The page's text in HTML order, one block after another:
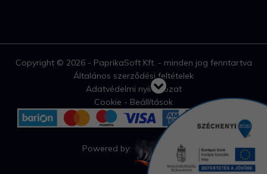
Copyright © 2026 - PaprikaSoft Kft. - minden jog fenntartva
Általános szerződési feltételek
Adatvédelmi nyilatkozat
Cookie - Beállítások
Powered by: